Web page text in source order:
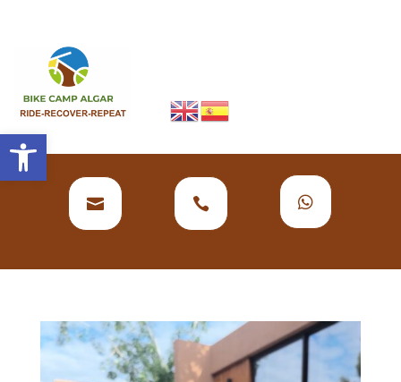
Abrir barra de herramientas
  